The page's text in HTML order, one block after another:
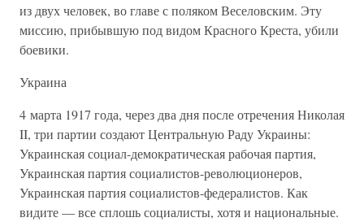
из двух человек, во главе с поляком Веселовским. Эту
миссию, прибывшую под видом Красного Креста, убили
боевики.
Украина
4 марта 1917 года, через два дня после отречения Николая
II, три партии создают Центральную Раду Украины:
Украинская социал-демократическая рабочая партия,
Украинская партия социалистов-революционеров,
Украинская партия социалистов-федералистов. Как
видите — все сплошь социалисты, хотя и национальные.